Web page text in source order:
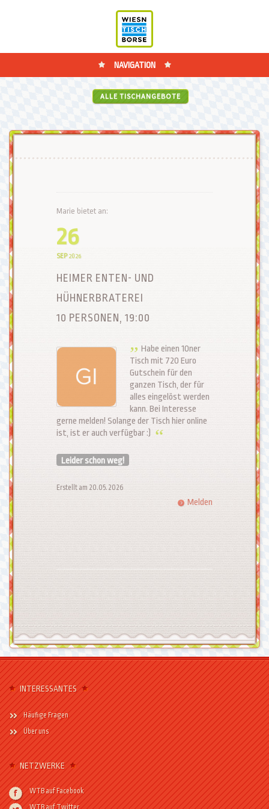
NAVIGATION
ALLE TISCHANGEBOTE
Marie bietet an:
26
SEP 2026
HEIMER ENTEN- UND
HÜHNERBRATEREI
10 PERSONEN, 19:00
Habe einen 10ner
Tisch mit 720 Euro
Gutschein für den
ganzen Tisch, der für
alles eingelöst werden
kann. Bei Interesse
gerne melden! Solange der Tisch hier online
ist, ist er auch verfügbar :)
Leider schon weg!
Erstellt am 20.05.2026
Melden
INTERESSANTES
Häufige Fragen
Über uns
NETZWERKE
WTB auf Facebook
WTB auf Twitter